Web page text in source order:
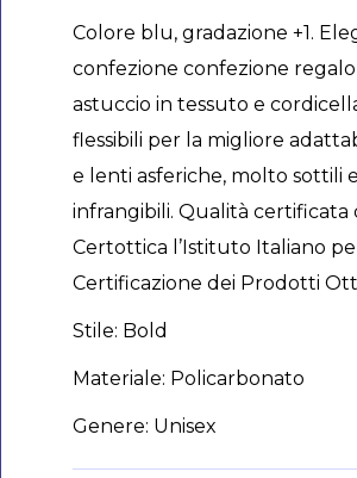
Colore blu, gradazione +1.
confezione confezione
astuccio in tessuto e
flessibili per la migliore
e lenti asferiche, molto sottili
infrangibili. Qualità certificata
Certottica l’Istituto Italiano
Certificazione dei Prodotti
Stile: Bold
Materiale: Policarbonato
Genere: Unisex